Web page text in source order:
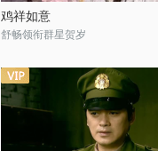
鸡祥如意
舒畅领衔群星贺岁